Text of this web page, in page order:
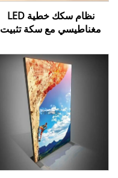
نظام سكك خطية LED
مغناطيسي مع سكة تثبيت
الداخلي